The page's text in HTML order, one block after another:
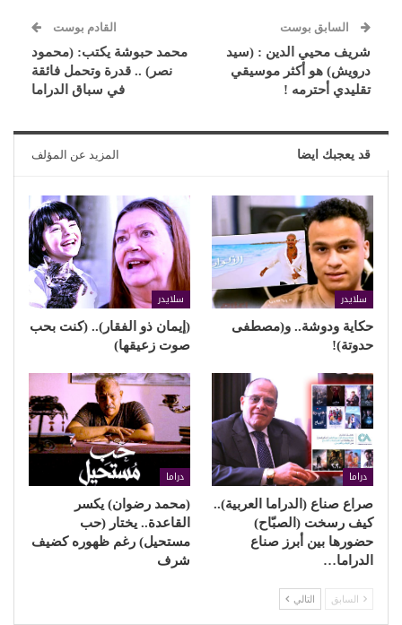
السابق بوست
شريف محيي الدين : (سيد
درويش) هو أكثر موسيقي
تقليدي أحترمه !
القادم بوست
محمد حبوشة يكتب: (محمود
نصر) .. قدرة وتحمل فائقة
في سباق الدراما
قد يعجبك ايضا المزيد عن المؤلف
سلايدر
حكاية ودوشة.. و(مصطفى
حدوتة)!
سلايدر
(إيمان ذو الفقار).. (كنت بحب
صوت زعيقها)
دراما
صراع صناع (الدراما العربية)..
كيف رسخت (الصبّاح)
حضورها بين أبرز صناع
الدراما…
دراما
(محمد رضوان) يكسر
القاعدة.. يختار (حب
مستحيل) رغم ظهوره كضيف
شرف
السابق التالي